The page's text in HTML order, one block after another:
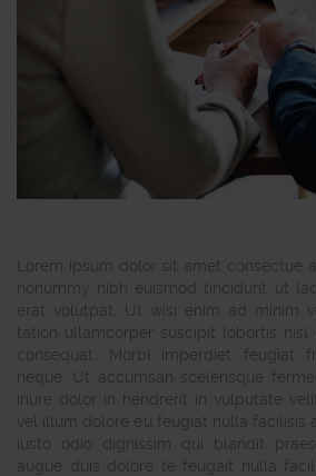
Lorem ipsum dolor sit amet consectue
nonummy nibh euismod tincidunt ut
erat volutpat. Ut wisi enim ad minim
tation ullamcorper suscipit lobortis
consequat. Morbi imperdiet feugiat
neque. Ut accumsan scelerisque
iriure dolor in hendrerit in vulputate
vel illum dolore eu feugiat nulla facilisis
iusto odio dignissim qui blandit
augue duis dolore te feugait nulla